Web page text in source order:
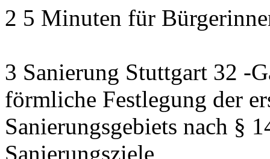
2 5 Minuten für
3 Sanierung Stuttgart 32 -
förmliche Festlegung der
Sanierungsgebiets nach §
Sanierungsziele